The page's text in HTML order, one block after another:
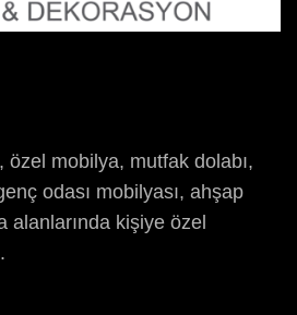
özel mobilya, mutfak dolabı,
odası mobilyası, ahşap
alanlarında kişiye özel